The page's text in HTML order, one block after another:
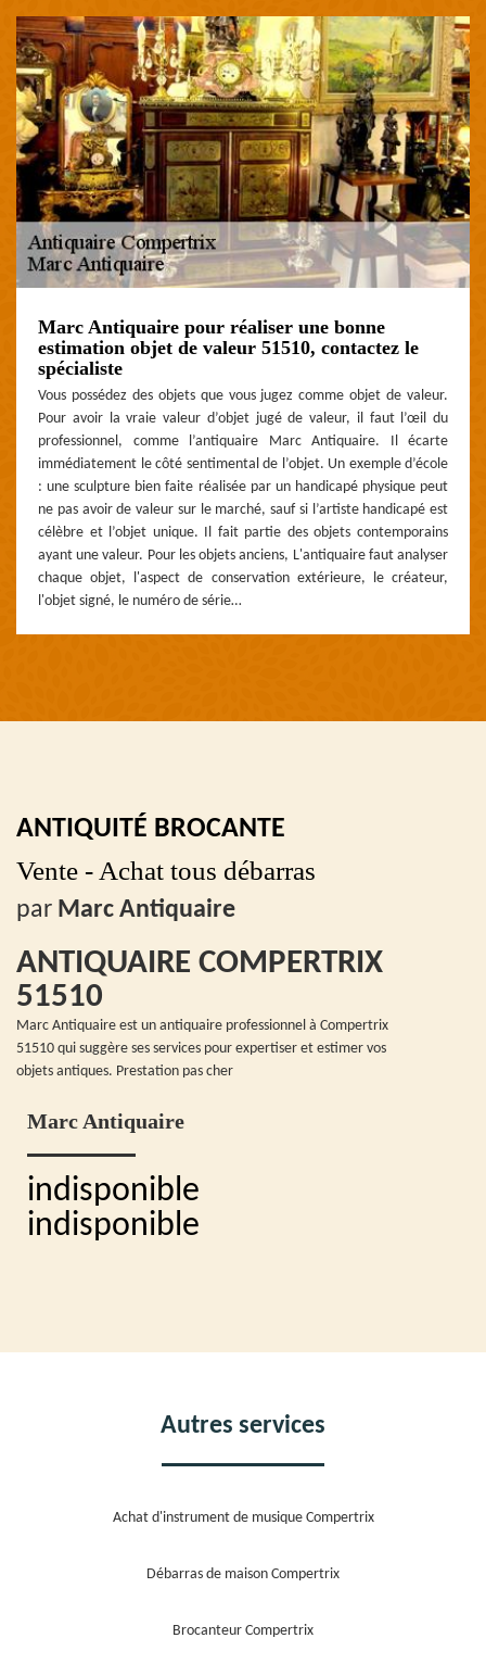
Marc Antiquaire pour réaliser une bonne
estimation objet de valeur 51510, contactez le
spécialiste
Vous possédez des objets que vous jugez comme objet de valeur.
Pour avoir la vraie valeur d’objet jugé de valeur, il faut l’œil du
professionnel, comme l’antiquaire Marc Antiquaire. Il écarte
immédiatement le côté sentimental de l’objet. Un exemple d’école
: une sculpture bien faite réalisée par un handicapé physique peut
ne pas avoir de valeur sur le marché, sauf si l’artiste handicapé est
célèbre et l’objet unique. Il fait partie des objets contemporains
ayant une valeur. Pour les objets anciens, L'antiquaire faut analyser
chaque objet, l'aspect de conservation extérieure, le créateur,
l'objet signé, le numéro de série…
ANTIQUITÉ BROCANTE
Vente - Achat tous débarras
par Marc Antiquaire
ANTIQUAIRE COMPERTRIX
51510
Marc Antiquaire est un antiquaire professionnel à Compertrix
51510 qui suggère ses services pour expertiser et estimer vos
objets antiques. Prestation pas cher
Marc Antiquaire
indisponible
indisponible
Autres services
Achat d'instrument de musique Compertrix
Débarras de maison Compertrix
Brocanteur Compertrix